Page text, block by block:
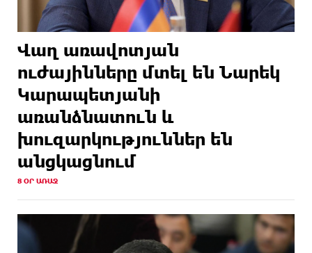
Վաղ առավոտյան
ուժայինները մտել են Նարեկ
Կարապետյանի
առանձնատուն և
խուզարկություններ են
անցկացնում
8 ՕՐ ԱՌԱՋ